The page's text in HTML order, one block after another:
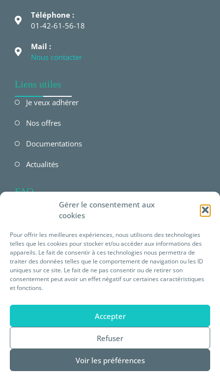
Gérer le consentement aux
cookies
Pour offrir les meilleures expériences, nous utilisons des technologies
telles que les cookies pour stocker et/ou accéder aux informations des
appareils. Le fait de consentir à ces technologies nous permettra de
traiter des données telles que le comportement de navigation ou les ID
uniques sur ce site. Le fait de ne pas consentir ou de retirer son
consentement peut avoir un effet négatif sur certaines caractéristiques
et fonctions.
Accepter
Refuser
Voir les préférences
Téléphone :
01-42-61-56-18
Mail :
Nous contacter
Liens utiles
Je veux adhérer
Nos offres
Documentations
Actualités
FAQ
FAQ Employeur
FAQ Salarié
FAQ offres Prévéam
Plateforme E-learning
Mentions légales
Statuts de Prévéam